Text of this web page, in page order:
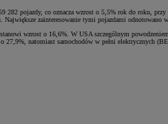
pojazdy, co oznacza wzrost o 5,5% rok do roku,
zainteresowanie tymi pojazdami
wzrost o 16,6%. W USA szczególnym
27,9%, natomiast samochodów w pełni elektrycznych